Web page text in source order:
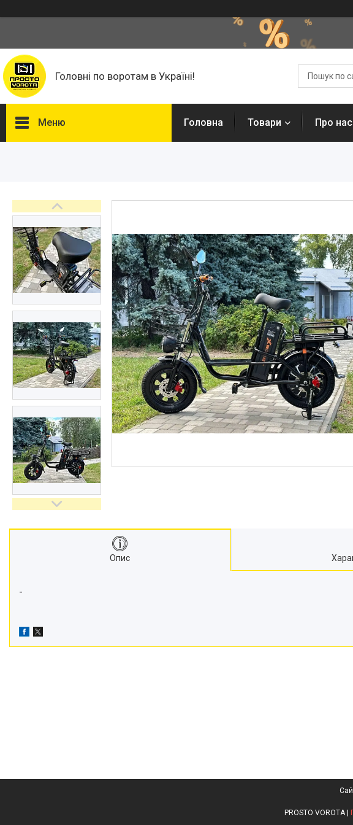
Головні по воротам в Україні!
Меню
Фільонка
Фарба Hammerite, Грунти та
розчинники
Замки для воріт і хвірток
Про нас
Відгуки
Ворота "Звари Сам"
Навіси "Збери Сам"
Каркаси відкатних воріт
Каркаси відкатних воріт з
зашивкою
Каркаси відкатних воріт з
автоматикою
Головна Товари Про нас
Опис
-